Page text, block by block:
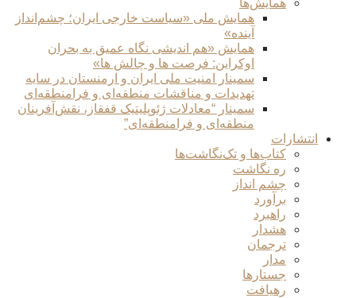
همایش ملی «سیاست خارجی ایران؛ چشم‌انداز
آینده»
همایش «هم اندیشی نگاه عمیق به بحران
اوکراین: فرصت ها و چالش ها»
سمینار امنیت ملی ایران و ارمنستان در سایه
تهدیدات و مناقشات منطقه‌ای و فرامنطقه‌ای
سمینار “معادلات ژئوپلیتیک قفقاز، نقش‌آفرینان
منطقه‌ای و فرامنطقه‌ای”
انتشارات
کتاب‌ها و تک‌نگاشت‌ها
ره نگاشت
چشم انداز
برآورد
راهبرد
هشدار
ترجمان
مدار
جستارها
رهیافت